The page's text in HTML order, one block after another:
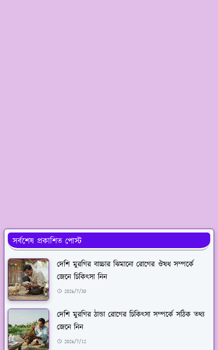
সর্বশেষ প্রকাশিত পোস্ট
দেশি মুরগির বাচ্চার ঝিমানো রোগের ঔষধ সম্পর্কে
জেনে চিকিৎসা নিন
2026/7/30
দেশি মুরগির ঠান্ডা রোগের চিকিৎসা সম্পর্কে সঠিক তথ্য
জেনে নিন
2026/7/12